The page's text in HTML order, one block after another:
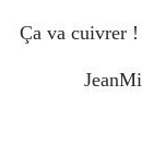
Ça va cuivrer